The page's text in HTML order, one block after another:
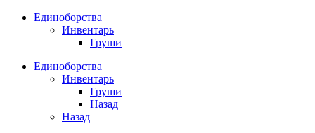
Единоборства
Инвентарь
Груши
Единоборства
Инвентарь
Груши
Назад
Назад